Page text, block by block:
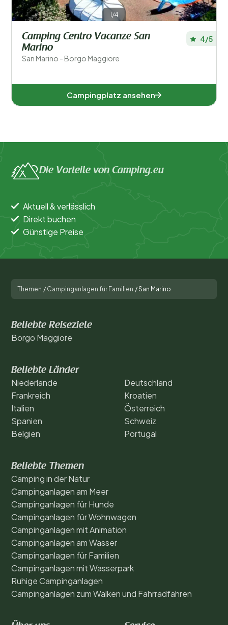
Unterkunftstyp
Schwimmen
Allgemein
Sport und Freizeit
1/4
Camping Centro Vacanze San
Marino
San Marino - Borgo Maggiore
4/5
Campingplatz ansehen
Die Vorteile von Camping.eu
Aktuell & verlässlich
Direkt buchen
Günstige Preise
Themen / Campinganlagen für Familien /San Marino
Beliebte Reiseziele
Borgo Maggiore
Beliebte Länder
Niederlande
Frankreich
Italien
Spanien
Belgien
Deutschland
Kroatien
Österreich
Schweiz
Portugal
Beliebte Themen
Camping in der Natur
Campinganlagen am Meer
Campinganlagen für Hunde
Campinganlagen für Wohnwagen
Campinganlagen mit Animation
Campinganlagen am Wasser
Campinganlagen für Familien
Campinganlagen mit Wasserpark
Ruhige Campinganlagen
Campinganlagen zum Walken und Fahrradfahren